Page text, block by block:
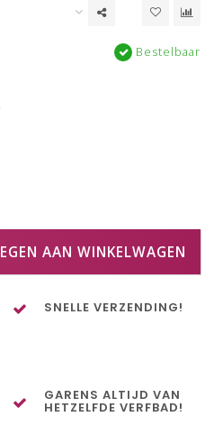
Bestelbaar
AAN WINKELWAGEN
SNELLE VERZENDING!
GARENS ALTIJD VAN
HETZELFDE VERFBAD!